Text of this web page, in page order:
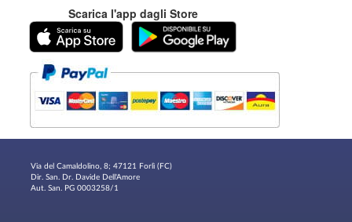
Scarica l'app dagli Store
Via del Camaldolino, 8; 47121 Forlì (FC)
Dir. San. Dr. Davide Dell'Amore
Aut. San. PG 0003258/1